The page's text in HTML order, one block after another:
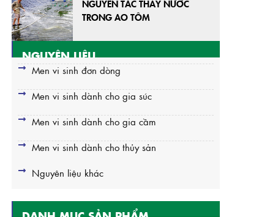
NGUYÊN TẮC THAY NƯỚC
TRONG AO TÔM
NGUYÊN LIỆU
Men vi sinh đơn dòng
Men vi sinh dành cho gia súc
Men vi sinh dành cho gia cầm
Men vi sinh dành cho thủy sản
Nguyên liệu khác